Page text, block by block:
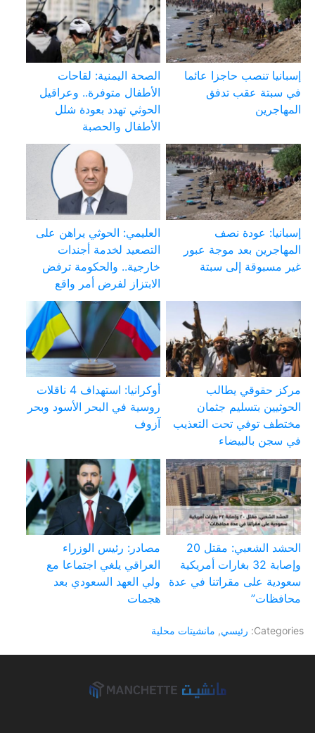
إسبانيا تنصب حاجزا عائما
في سبتة عقب تدفق
المهاجرين
الصحة اليمنية: لقاحات
الأطفال متوفرة.. وعراقيل
الحوثي تهدد بعودة شلل
الأطفال والحصبة
إسبانيا: عودة نصف
المهاجرين بعد موجة عبور
غير مسبوقة إلى سبتة
العليمي: الحوثي يراهن على
التصعيد لخدمة أجندات
خارجية.. والحكومة ترفض
الابتزاز لفرض أمر واقع
مركز حقوقي يطالب
الحوثيين بتسليم جثمان
مختطف توفي تحت التعذيب
في سجن بالبيضاء
أوكرانيا: استهداف 4 ناقلات
روسية في البحر الأسود وبحر
آزوف
الحشد الشعبي: مقتل 20
وإصابة 32 بغارات أمريكية
سعودية على مقراتنا في عدة
محافظات”
مصادر: رئيس الوزراء
العراقي يلغي اجتماعا مع
ولي العهد السعودي بعد
هجمات
Categories: رئيسي, مانشيتات محلية